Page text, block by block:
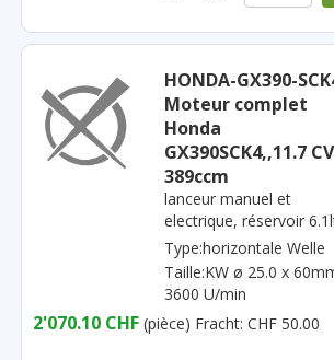
HONDA-GX390-
Moteur complet
Honda
GX390SCK4,,11.7
389ccm
lanceur manuel et
electrique, réservoir
Type:horizontale Welle
Taille:KW ø 25.0 x
3600 U/min
2'070.10 CHF (pièce) Fracht: CHF 50.00